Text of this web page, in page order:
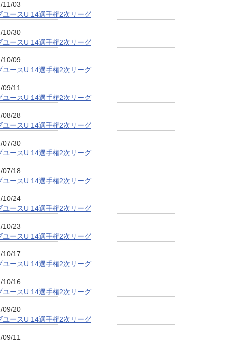
11/03
ユースU 14選手権2次リーグ
10/30
ユースU 14選手権2次リーグ
10/09
ユースU 14選手権2次リーグ
09/11
ユースU 14選手権2次リーグ
08/28
ユースU 14選手権2次リーグ
07/30
ユースU 14選手権2次リーグ
07/18
ユースU 14選手権2次リーグ
10/24
ユースU 14選手権2次リーグ
10/23
ユースU 14選手権2次リーグ
10/17
ユースU 14選手権2次リーグ
10/16
ユースU 14選手権2次リーグ
09/20
ユースU 14選手権2次リーグ
09/11